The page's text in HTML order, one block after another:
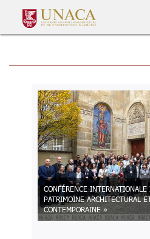
CONFÉRENCE
PATRIMOINE ARCHITECTURAL
CONTEMPORAINE »